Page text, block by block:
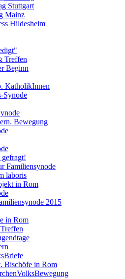
Stuttgart
Mainz
Hildesheim
Treffen
Beginn
KatholikInnen
Synode
Bewegung
Familiensynode
laboris
in Rom
2015
in Rom
Bischöfe in Rom